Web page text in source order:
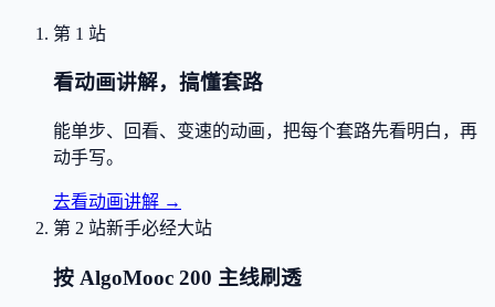
第 1 站
看动画讲解，搞懂套路
能单步、回看、变速的动画，把每个套路先看明白，再
动手写。
去看动画讲解 →
第 2 站新手必经大站
按 AlgoMooc 200 主线刷透